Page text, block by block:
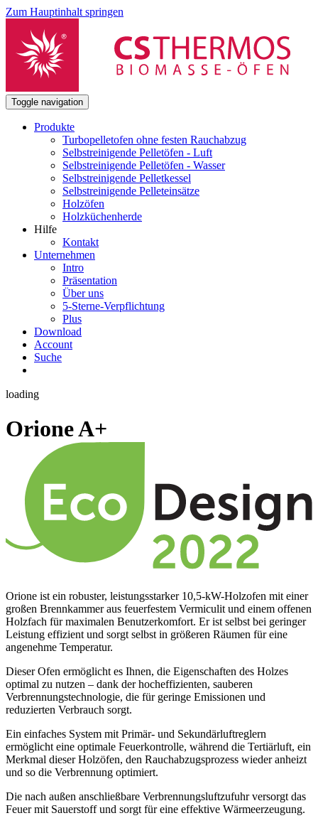
Zum Hauptinhalt springen
Toggle navigation
Produkte
Turbopelletofen ohne festen Rauchabzug
Selbstreinigende Pelletöfen - Luft
Selbstreinigende Pelletöfen - Wasser
Selbstreinigende Pelletkessel
Selbstreinigende Pelleteinsätze
Holzöfen
Holzküchenherde
Hilfe
Kontakt
Unternehmen
Intro
Präsentation
Über uns
5-Sterne-Verpflichtung
Plus
Download
Account
Suche
loading
OrioneA+
Orione ist ein robuster, leistungsstarker 10,5-kW-Holzofen mit einer
großen Brennkammer aus feuerfestem Vermiculit und einem offenen
Holzfach für maximalen Benutzerkomfort. Er ist selbst bei geringer
Leistung effizient und sorgt selbst in größeren Räumen für eine
angenehme Temperatur.
Dieser Ofen ermöglicht es Ihnen, die Eigenschaften des Holzes
optimal zu nutzen – dank der hocheffizienten, sauberen
Verbrennungstechnologie, die für geringe Emissionen und
reduzierten Verbrauch sorgt.
Ein einfaches System mit Primär- und Sekundärluftreglern
ermöglicht eine optimale Feuerkontrolle, während die Tertiärluft, ein
Merkmal dieser Holzöfen, den Rauchabzugsprozess wieder anheizt
und so die Verbrennung optimiert.
Die nach außen anschließbare Verbrennungsluftzufuhr versorgt das
Feuer mit Sauerstoff und sorgt für eine effektive Wärmeerzeugung.